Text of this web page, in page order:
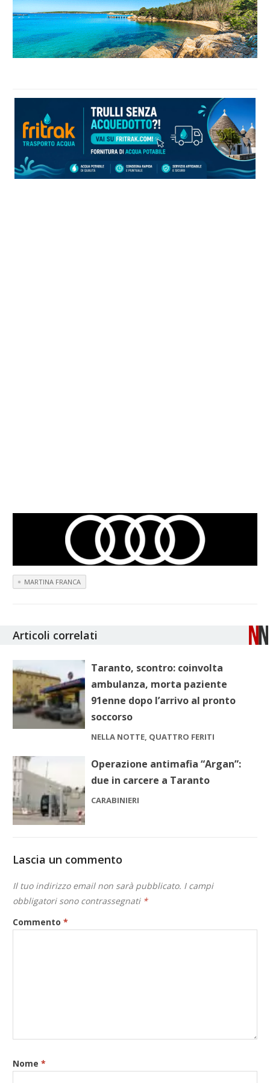
MARTINA FRANCA
Articoli correlati
Taranto, scontro: coinvolta
ambulanza, morta paziente
91enne dopo l’arrivo al pronto
soccorso
NELLA NOTTE, QUATTRO FERITI
Operazione antimafia “Argan”:
due in carcere a Taranto
CARABINIERI
Lascia un commento
Il tuo indirizzo email non sarà pubblicato. I campi
obbligatori sono contrassegnati *
Commento*
Nome*